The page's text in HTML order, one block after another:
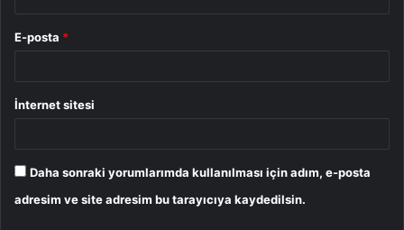
E-posta *
İnternet sitesi
Daha sonraki yorumlarımda kullanılması için adım, e-posta
adresim ve site adresim bu tarayıcıya kaydedilsin.